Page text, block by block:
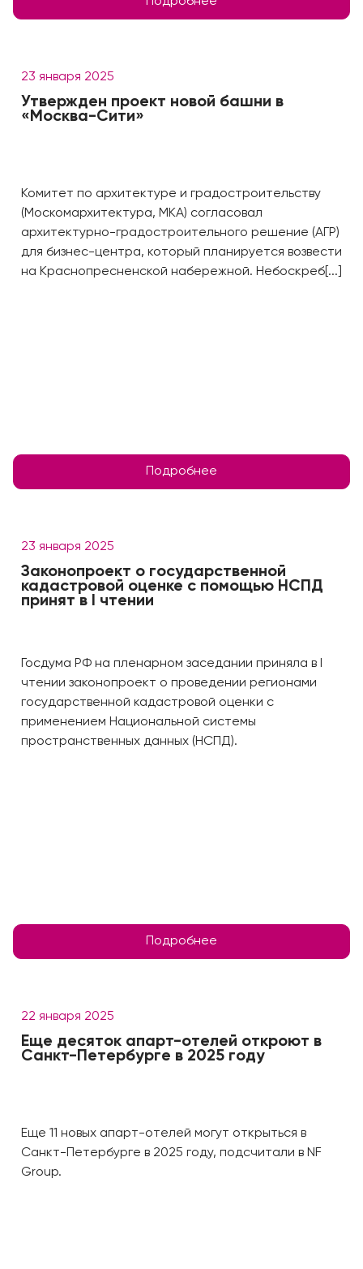
23 января 2025
Утвержден проект новой башни в
«Москва-Сити»
Комитет по архитектуре и градостроительству
(Москомархитектура, МКА) согласовал
архитектурно-градостроительного решение (АГР)
для бизнес-центра, который планируется возвести
на Краснопресненской набережной. Небоскреб[...]
Подробнее
23 января 2025
Законопроект о государственной
кадастровой оценке с помощью НСПД
принят в I чтении
Госдума РФ на пленарном заседании приняла в I
чтении законопроект о проведении регионами
государственной кадастровой оценки с
применением Национальной системы
пространственных данных (НСПД).
Подробнее
22 января 2025
Еще десяток апарт-отелей откроют в
Санкт-Петербурге в 2025 году
Еще 11 новых апарт-отелей могут открыться в
Санкт-Петербурге в 2025 году, подсчитали в NF
Group.